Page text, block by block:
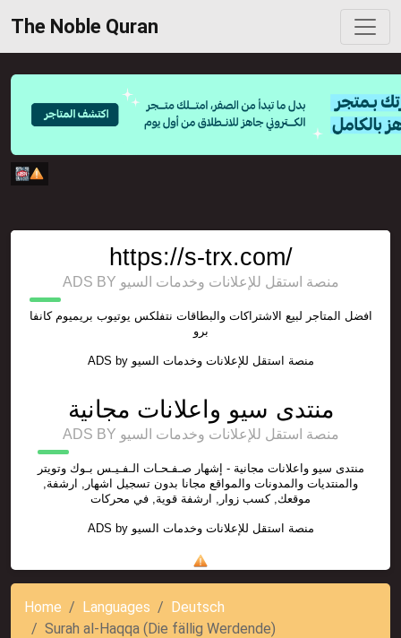
The Noble Quran
https://s-trx.com/
ADS BY منصة استقل للإعلانات وخدمات السيو
افضل المتاجر لبيع الاشتراكات والبطاقات نتفلكس يوتيوب بريميوم كانفا
برو
ADS by منصة استقل للإعلانات وخدمات السيو
منتدى سيو واعلانات مجانية
ADS BY منصة استقل للإعلانات وخدمات السيو
منتدى سيو واعلانات مجانية - إشهار صـفـحـات الـفـيـس بـوك وتويتر
والمنتديات والمدونات والمواقع مجانا بدون تسجيل اشهار, ارشفة,
موقعك, كسب زوار, ارشفة قوية, في محركات
ADS by منصة استقل للإعلانات وخدمات السيو
Home Languages
Deutsch
Surah al-Haqqa (Die fällig Werdende)